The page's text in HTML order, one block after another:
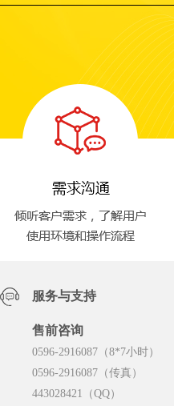
服务与支持
售前咨询
0596-2916087（8*7小时）
0596-2916087（传真）
443028421（QQ）